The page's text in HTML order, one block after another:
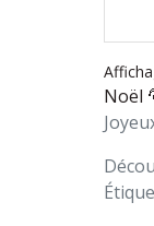
Noël